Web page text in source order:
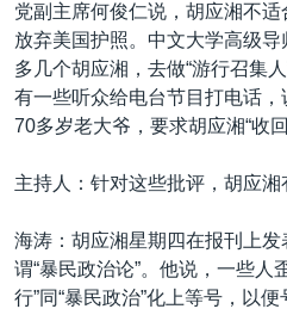
台海两岸关系
南中国海争端
关注西藏
GEN Z 看美国
其他语言网站
党副主席何俊仁说，胡应湘不
放弃美国护照。中文大学高级
多几个胡应湘，去做“游行召集
有一些听众给电台节目打电话，
70多岁老大爷，要求胡应湘“收回
主持人：针对这些批评，胡应湘
海涛：胡应湘星期四在报刊上发
谓“暴民政治论”。他说，一些人
行”同“暴民政治”化上等号，以